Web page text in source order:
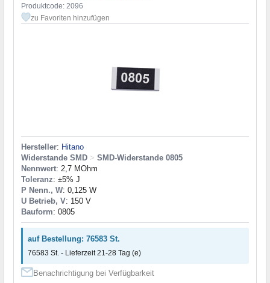
Produktcode: 2096
zu Favoriten hinzufügen
Hersteller: Hitano
Widerstande SMD > SMD-Widerstande 0805
Nennwert: 2,7 MOhm
Toleranz: ±5% J
P Nenn., W: 0,125 W
U Betrieb, V: 150 V
Bauform: 0805
auf Bestellung: 76583 St.
76583 St. - Lieferzeit 21-28 Tag (e)
Benachrichtigung bei Verfügbarkeit